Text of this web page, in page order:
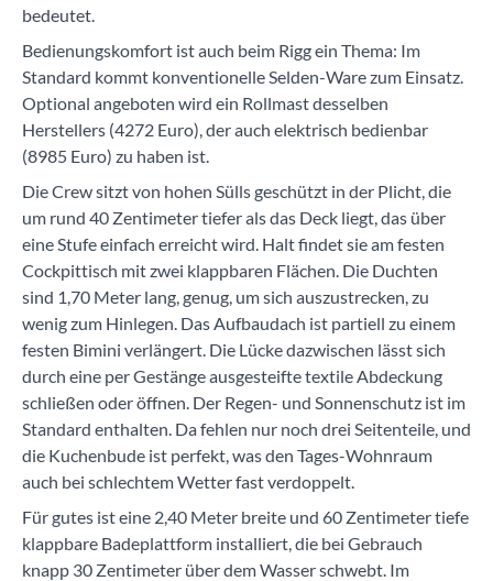
bedeutet.
Bedienungskomfort ist auch beim Rigg ein Thema: Im
Standard kommt konventionelle Selden-Ware zum Einsatz.
Optional angeboten wird ein Rollmast desselben
Herstellers (4272 Euro), der auch elektrisch bedienbar
(8985 Euro) zu haben ist.
Die Crew sitzt von hohen Sülls geschützt in der Plicht, die
um rund 40 Zentimeter tiefer als das Deck liegt, das über
eine Stufe einfach erreicht wird. Halt findet sie am festen
Cockpittisch mit zwei klappbaren Flächen. Die Duchten
sind 1,70 Meter lang, genug, um sich auszustrecken, zu
wenig zum Hinlegen. Das Aufbaudach ist partiell zu einem
festen Bimini verlängert. Die Lücke dazwischen lässt sich
durch eine per Gestänge ausgesteifte textile Abdeckung
schließen oder öffnen. Der Regen- und Sonnenschutz ist im
Standard enthalten. Da fehlen nur noch drei Seitenteile, und
die Kuchenbude ist perfekt, was den Tages-Wohnraum
auch bei schlechtem Wetter fast verdoppelt.
Für gutes ist eine 2,40 Meter breite und 60 Zentimeter tiefe
klappbare Badeplattform installiert, die bei Gebrauch
knapp 30 Zentimeter über dem Wasser schwebt. Im